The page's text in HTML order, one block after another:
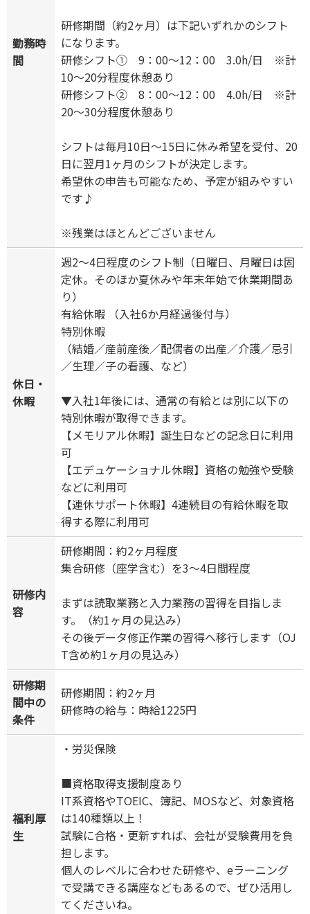
勤務時
間
研修期間（約2ヶ月）は下記いずれかのシフト
になります。
研修シフト① 9：00～12：00 3.0h/日 ※計
10～20分程度休憩あり
研修シフト② 8：00～12：00 4.0h/日 ※計
20～30分程度休憩あり
シフトは毎月10日～15日に休み希望を受付、20
日に翌月1ヶ月のシフトが決定します。
希望休の申告も可能なため、予定が組みやすい
です♪
※残業はほとんどございません
休日・
休暇
週2～4日程度のシフト制（日曜日、月曜日は固
定休。そのほか夏休みや年末年始で休業期間あ
り）
有給休暇 （入社6か月経過後付与）
特別休暇
（結婚／産前産後／配偶者の出産／介護／忌引
／生理／子の看護、など）
▼入社1年後には、通常の有給とは別に以下の
特別休暇が取得できます。
【メモリアル休暇】誕生日などの記念日に利用
可
【エデュケーショナル休暇】資格の勉強や受験
などに利用可
【連休サポート休暇】4連続目の有給休暇を取
得する際に利用可
研修内
容
研修期間：約2ヶ月程度
集合研修（座学含む）を3～4日間程度
まずは読取業務と入力業務の習得を目指しま
す。（約1ヶ月の見込み）
その後データ修正作業の習得へ移行します（OJ
T含め約1ヶ月の見込み）
研修期
間中の
条件
研修期間：約2ヶ月
研修時の給与：時給1225円
福利厚
生
・労災保険
■資格取得支援制度あり
IT系資格やTOEIC、簿記、MOSなど、対象資格
は140種類以上！
試験に合格・更新すれば、会社が受験費用を負
担します。
個人のレベルに合わせた研修や、eラーニング
で受講できる講座などもあるので、ぜひ活用し
てくださいね。